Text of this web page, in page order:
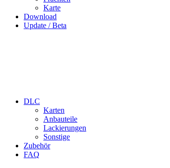
Karte
Download
Update / Beta
DLC
Karten
Anbauteile
Lackierungen
Sonstige
Zubehör
FAQ